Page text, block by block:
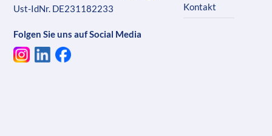
Ust-IdNr. DE231182233
Folgen Sie uns auf Social Media
Kontakt